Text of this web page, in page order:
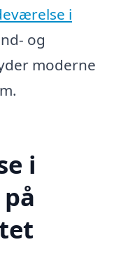
i
og
moderne
i